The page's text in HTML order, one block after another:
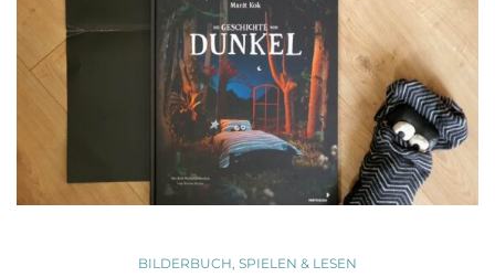
BILDERBUCH, SPIELEN & LESEN